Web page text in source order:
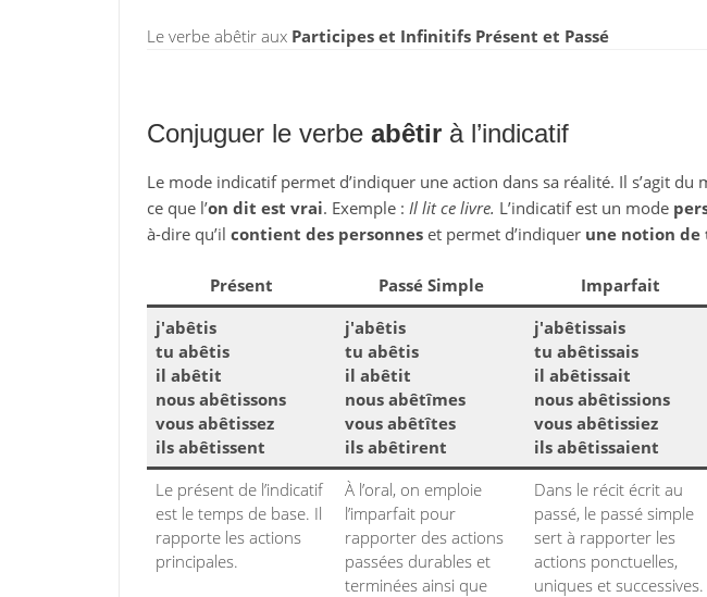
Le verbe abêtir aux Participes et Infinitifs Présent et Passé
Conjuguer le verbe abêtirà l’indicatif
Le mode indicatif permet d’indiquer une action dans sa réalité. Il s’agit du
ce que l’on dit est vrai. Exemple : Il lit ce livre. L’indicatif est un mode
à-dire qu’il contient des personneset permet d’indiquer une notion de
Présent Passé Simple Imparfait
j'abêtis
tu abêtis
il abêtit
nous abêtissons
vous abêtissez
ils abêtissent
j'abêtis
tu abêtis
il abêtit
nous abêtîmes
vous abêtîtes
ils abêtirent
j'abêtissais
tu abêtissais
il abêtissait
nous abêtissions
vous abêtissiez
ils abêtissaient
Le présent de l’indicatif
est le temps de base. Il
rapporte les actions
principales.
À l’oral, on emploie
l’imparfait pour
rapporter des actions
passées durables et
terminées ainsi que
Dans le récit écrit au
passé, le passé simple
sert à rapporter les
actions ponctuelles,
uniques et successives.